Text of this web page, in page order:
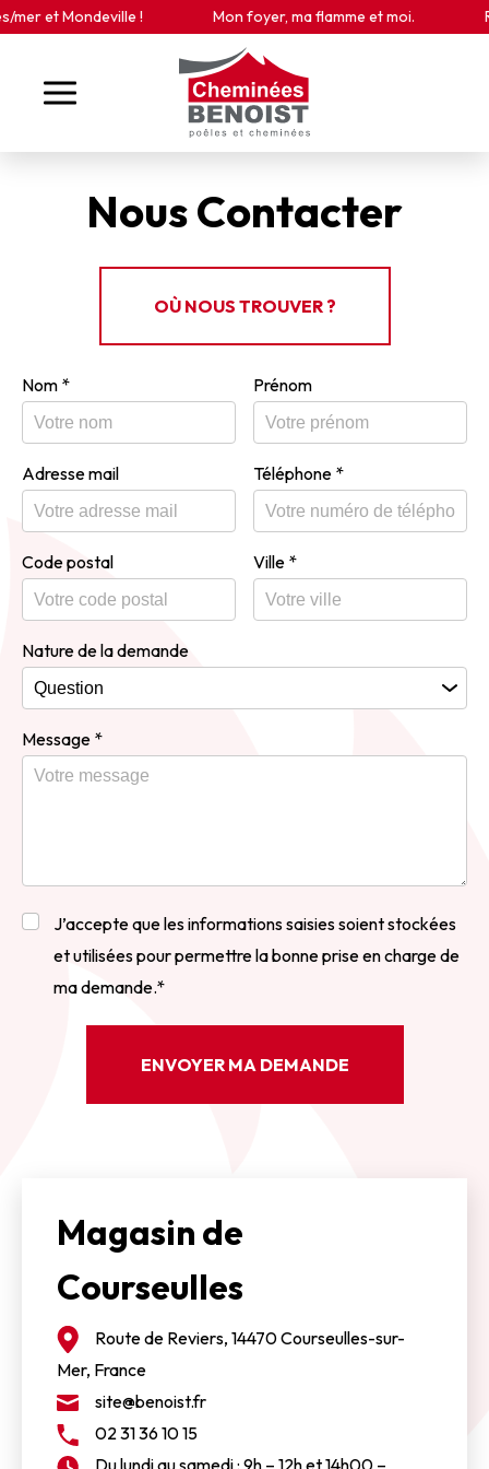
et Mondeville ! Mon foyer, ma flamme et moi.
Nous Contacter
OÙ NOUS TROUVER ?
Nom * Prénom
Adresse mail Téléphone *
Code postal Ville *
Nature de la demande
Message *
J’accepte que les informations saisies soient stockées
et utilisées pour permettre la bonne prise en charge de
ma demande.*
Magasin de
Courseulles
Route de Reviers, 14470 Courseulles-sur-
Mer, France
site@benoist.fr
02 31 36 10 15
Du lundi au samedi : 9h – 12h et 14h00 –
Panneau de gestion des cookies